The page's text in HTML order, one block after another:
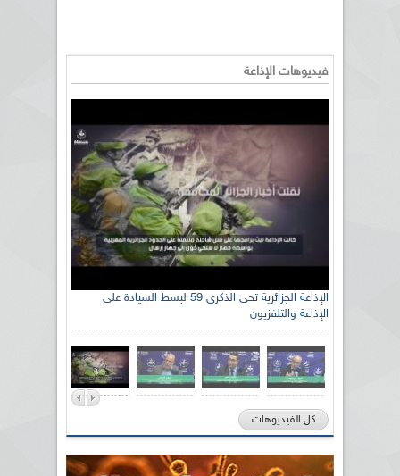
فيديوهات الإذاعة
الإذاعة الجزائرية تحي الذكرى 59 لبسط السيادة على
الإذاعة والتلفزيون
كل الفيديوهات